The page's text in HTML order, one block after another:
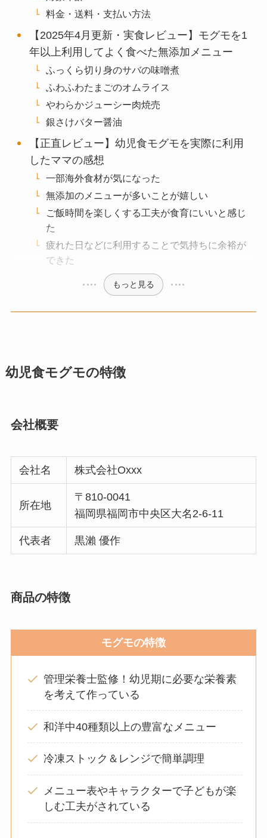
料金・送料・支払い方法
【2025年4月更新・実食レビュー】モグモを1
年以上利用してよく食べた無添加メニュー
ふっくら切り身のサバの味噌煮
ふわふわたまごのオムライス
やわらかジューシー肉焼売
銀さけバター醤油
【正直レビュー】幼児食モグモを実際に利用
したママの感想
一部海外食材が気になった
無添加のメニューが多いことが嬉しい
ご飯時間を楽しくする工夫が食育にいいと感じ
た
疲れた日などに利用することで気持ちに余裕が
できた
もっと見る
幼児食モグモの特徴
会社概要
会社名 株式会社Oxxx
所在地
〒810-0041
福岡県福岡市中央区大名2-6-11
代表者 黒瀨 優作
商品の特徴
モグモの特徴
管理栄養士監修！幼児期に必要な栄養素
を考えて作っている
和洋中40種類以上の豊富なメニュー
冷凍ストック＆レンジで簡単調理
メニュー表やキャラクターで子どもが楽
しむ工夫がされている